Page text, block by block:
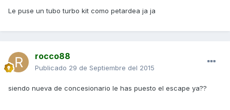
Le puse un tubo turbo kit como petardea ja ja
rocco88
Publicado 29 de Septiembre del 2015
siendo nueva de concesionario le has puesto el escape ya??